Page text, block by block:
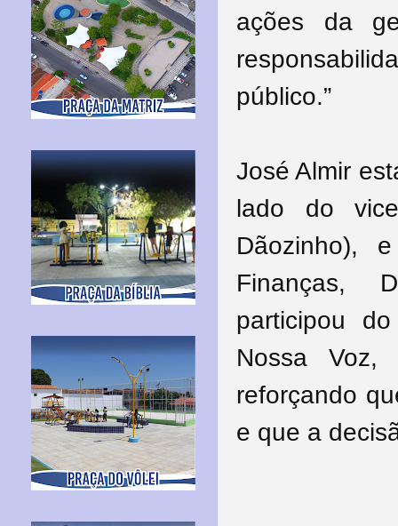
ações da
público.”
José Almir
lado do
Dãozinho),
Finanças,
participou
Nossa
reforçando
e que a